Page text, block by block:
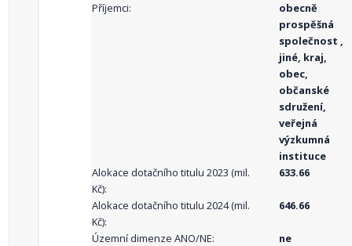
Příjemci:
obecně
prospěšná
společnost ,
jiné, kraj,
obec,
občanské
sdružení,
veřejná
výzkumná
instituce
Alokace dotačního titulu 2023 (mil.
Kč):
633.66
Alokace dotačního titulu 2024 (mil.
Kč):
646.66
Územní dimenze ANO/NE:
ne